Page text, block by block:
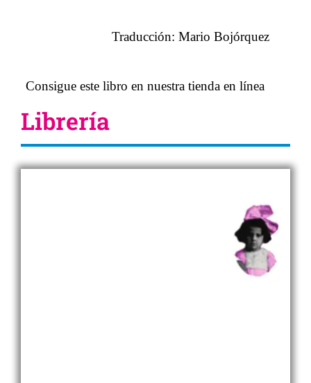
Traducción: Mario Bojórquez
Consigue este libro en nuestra tienda en línea
Librería